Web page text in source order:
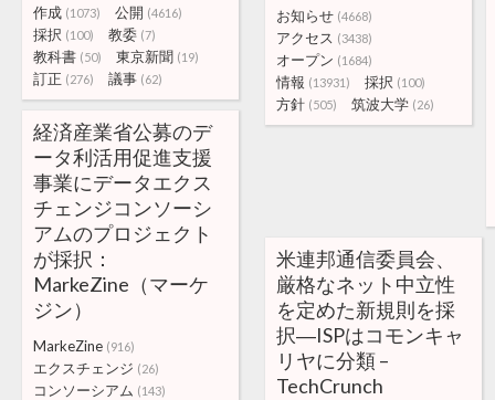
作成 (1073) 公開 (4616)
採択 (100) 教委 (7)
教科書 (50) 東京新聞 (19)
訂正 (276) 議事 (62)
お知らせ (4668)
アクセス (3438)
オープン (1684)
情報 (13931) 採択 (100)
方針 (505) 筑波大学 (26)
経済産業省公募のデ
ータ利活用促進支援
事業にデータエクス
チェンジコンソーシ
アムのプロジェクト
が採択：
MarkeZine（マーケ
ジン）
MarkeZine (916)
エクスチェンジ (26)
コンソーシアム (143)
米連邦通信委員会、
厳格なネット中立性
を定めた新規則を採
択―ISPはコモンキャ
リヤに分類 –
TechCrunch